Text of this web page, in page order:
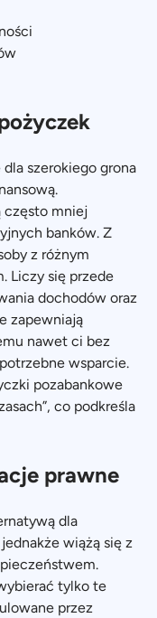
szerokiego grona
często mniej
banków. Z
z różnym
Liczy się przede
dochodów oraz
zapewniają
nawet ci bez
wsparcie.
pozabankowe
co podkreśla
prawne
dla
wiążą się z
tylko te
przez